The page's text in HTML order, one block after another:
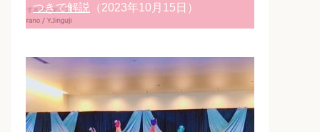
つきで解説
（2023年10月15日）